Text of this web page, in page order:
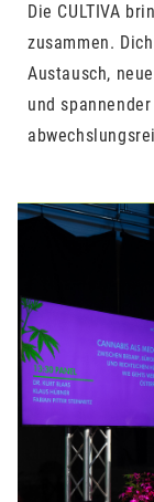
Die CULTIVA
zusammen.
Austausch,
und